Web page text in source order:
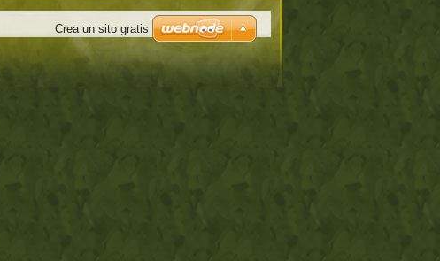
Crea un sito gratis